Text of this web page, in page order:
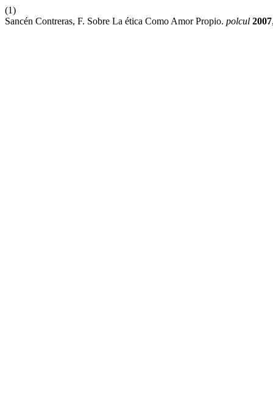
(1)
Sancén Contreras, F. Sobre La ética Como Amor Propio. polcul 2007